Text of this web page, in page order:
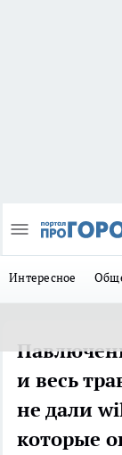
Интересное
и весь
не дали
которые